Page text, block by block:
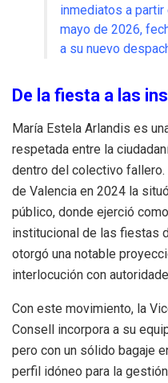
inmediatos a
mayo de 2026,
a su nuevo
De la fiesta a las
María Estela Arlandis es
respetada entre la
dentro del colectivo
de Valencia en 2024 la
público, donde ejerció
institucional de las fiestas
otorgó una notable
interlocución con
Con este movimiento, la
Consell incorpora a su
pero con un sólido bagaje
perfil idóneo para la